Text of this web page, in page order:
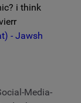
i think
- Jawsh
Media-